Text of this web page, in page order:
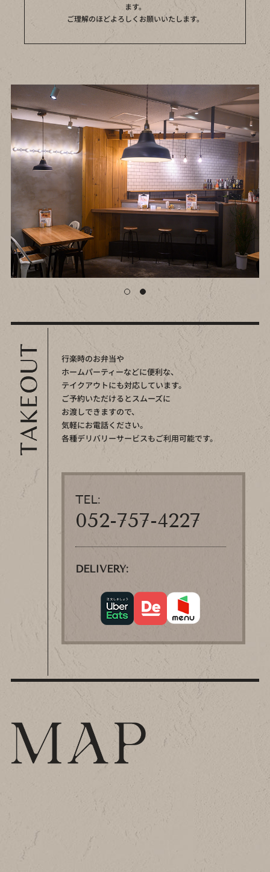
ます。
ご理解のほどよろしくお願いいたします。
行楽時のお弁当や
ホームパーティーなどに便利な、
テイクアウトにも対応しています。
ご予約いただけるとスムーズに
お渡しできますので、
気軽にお電話ください。
各種デリバリーサービスもご利用可能です。
TEL:
052-757-4227
DELIVERY: